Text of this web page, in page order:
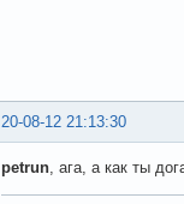
20-08-12 21:13:30
petrun , ага, а как ты